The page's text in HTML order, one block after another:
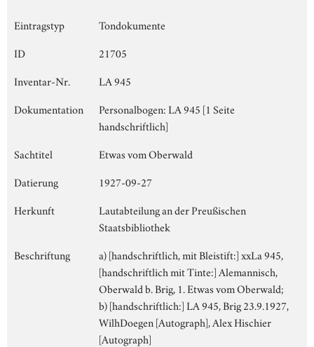
Eintragstyp
Tondokumente
ID
21705
Inventar-Nr.
LA 945
Dokumentation
Personalbogen: LA 945 [1 Seite
handschriftlich]
Sachtitel
Etwas vom Oberwald
Datierung
1927-09-27
Herkunft
Lautabteilung an der Preußischen
Staatsbibliothek
Beschriftung
a) [handschriftlich, mit Bleistift:] xxLa 945,
[handschriftlich mit Tinte:] Alemannisch,
Oberwald b. Brig, 1. Etwas vom Oberwald;
b) [handschriftlich:] LA 945, Brig 23.9.1927,
WilhDoegen [Autograph], Alex Hischier
[Autograph]